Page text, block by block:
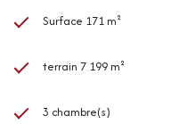
Surface 171 m²
terrain 7 199 m²
3 chambre(s)